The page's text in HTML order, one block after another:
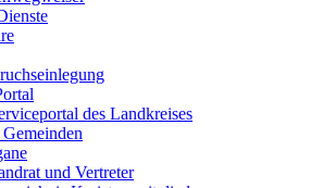
des Landkreises
und Vertreter